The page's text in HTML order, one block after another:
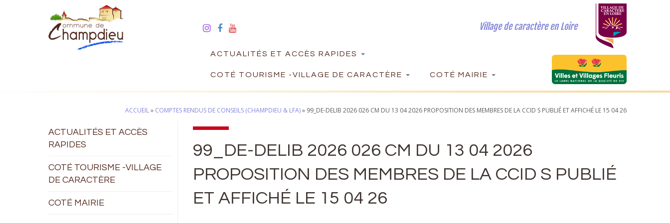
Village de caractère en Loire
ACTUALITÉS ET ACCÈS RAPIDES
COTÉ TOURISME -VILLAGE DE CARACTÈRE COTÉ MAIRIE
ACCUEIL» COMPTES RENDUS DE CONSEILS (CHAMPDIEU & LFA)» 99_DE-DELIB 2026 026 CM DU 13 04 2026 PROPOSITION DES MEMBRES DE LA CCID S PUBLIÉ ET AFFICHÉ LE 15 04 26
ACTUALITÉS ET ACCÈS
RAPIDES
COTÉ TOURISME -VILLAGE
DE CARACTÈRE
COTÉ MAIRIE
99_DE-DELIB 2026 026 CM DU 13 04 2026
PROPOSITION DES MEMBRES DE LA CCID S PUBLIÉ
ET AFFICHÉ LE 15 04 26